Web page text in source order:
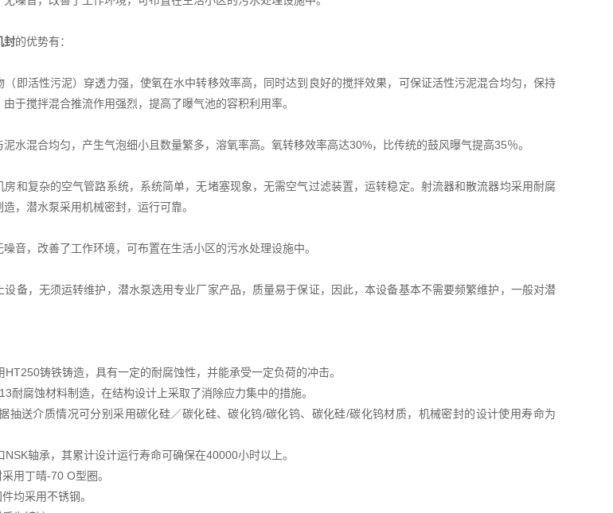
封的优势有：
即活性污泥）穿透力强，使氧在水中转移效率高，同时达到良好的搅拌效果，可保证活性污泥混合均匀，保持
于搅拌混合推流作用强烈，提高了曝气池的容积利用率。
水混合均匀，产生气泡细小且数量繁多，溶氧率高。氧转移效率高达30%，比传统的鼓风曝气提高35％。
和复杂的空气管路系统，系统简单，无堵塞现象，无需空气过滤装置，运转稳定。射流器和散流器均采用耐腐
，潜水泵采用机械密封，运行可靠。
音，改善了工作环境，可布置在生活小区的污水处理设施中。
设备，无须运转维护，潜水泵选用专业厂家产品，质量易于保证，因此，本设备基本不需要频繁维护，一般对潜
铸铁铸造，具有一定的耐腐蚀性，并能承受一定负荷的冲击。
耐腐蚀材料制造，在结构设计上采取了消除应力集中的措施。
抽送介质情况可分别采用碳化硅／碳化硅、碳化钨/碳化钨、碳化硅/碳化钨材质，机械密封的设计使用寿命为
轴承，其累计设计运行寿命可确保在40000小时以上。
用丁晴-70 O型圈。
均采用不锈钢。